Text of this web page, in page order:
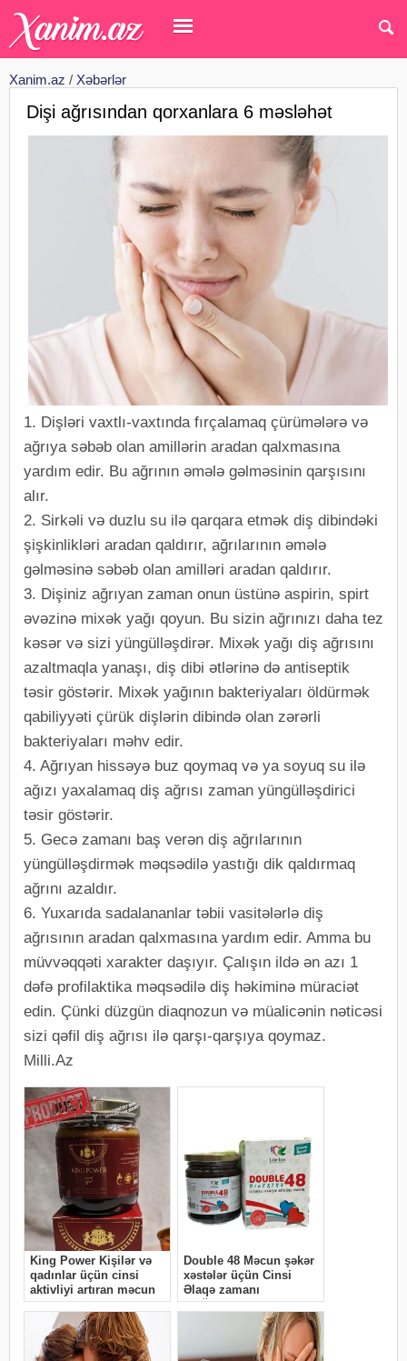
Xanim.az / Xəbərlər
Dişi ağrısından qorxanlara 6 məsləhət
1. Dişləri vaxtlı-vaxtında fırçalamaq çürümələrə və
ağrıya səbəb olan amillərin aradan qalxmasına
yardım edir. Bu ağrının əmələ gəlməsinin qarşısını
alır.
2. Sirkəli və duzlu su ilə qarqara etmək diş dibindəki
şişkinlikləri aradan qaldırır, ağrılarının əmələ
gəlməsinə səbəb olan amilləri aradan qaldırır.
3. Dişiniz ağrıyan zaman onun üstünə aspirin, spirt
əvəzinə mixək yağı qoyun. Bu sizin ağrınızı daha tez
kəsər və sizi yüngülləşdirər. Mixək yağı diş ağrısını
azaltmaqla yanaşı, diş dibi ətlərinə də antiseptik
təsir göstərir. Mixək yağının bakteriyaları öldürmək
qabiliyyəti çürük dişlərin dibində olan zərərli
bakteriyaları məhv edir.
4. Ağrıyan hissəyə buz qoymaq və ya soyuq su ilə
ağızı yaxalamaq diş ağrısı zaman yüngülləşdirici
təsir göstərir.
5. Gecə zamanı baş verən diş ağrılarının
yüngülləşdirmək məqsədilə yastığı dik qaldırmaq
ağrını azaldır.
6. Yuxarıda sadalananlar təbii vasitələrlə diş
ağrısının aradan qalxmasına yardım edir. Amma bu
müvvəqqəti xarakter daşıyır. Çalışın ildə ən azı 1
dəfə profilaktika məqsədilə diş həkiminə müraciət
edin. Çünki düzgün diaqnozun və müalicənin nəticəsi
sizi qəfil diş ağrısı ilə qarşı-qarşıya qoymaz.
Milli.Az